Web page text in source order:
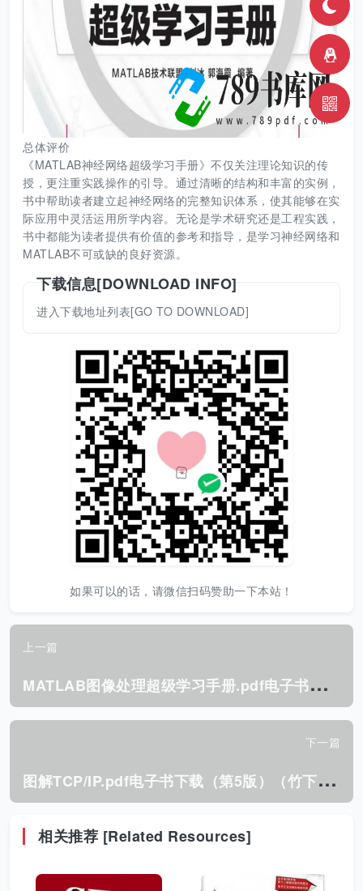
总体评价
《MATLAB神经网络超级学习手册》不仅关注理论知识的传
授，更注重实践操作的引导。通过清晰的结构和丰富的实例，
书中帮助读者建立起神经网络的完整知识体系，使其能够在实
际应用中灵活运用所学内容。无论是学术研究还是工程实践，
书中都能为读者提供有价值的参考和指导，是学习神经网络和
MATLAB不可或缺的良好资源。
下载信息[DOWNLOAD INFO]
进入下载地址列表[GO TO DOWNLOAD]
如果可以的话，请微信扫码赞助一下本站！
上一篇
M
ATLAB图像处理超级学习手册.pdf电子书下载（张岩 著）
下一篇
图
解TCP/IP.pdf电子书下载（第5版）（竹下隆史）
相关推荐 [Related Resources]